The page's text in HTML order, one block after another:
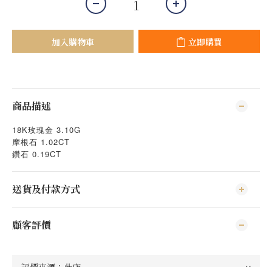
加入購物車 立即購買
商品描述
18K玫瑰金 3.10G
摩根石 1.02CT
鑽石 0.19CT
送貨及付款方式
顧客評價